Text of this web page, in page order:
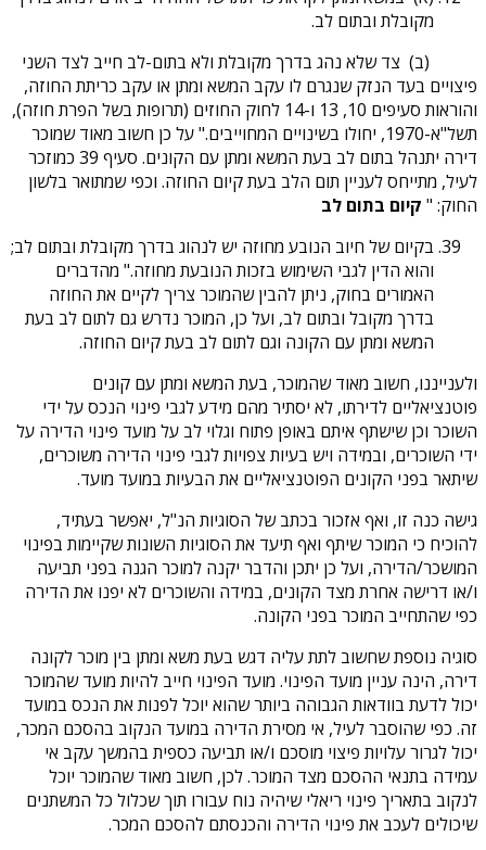
מקובלת ובתום לב.
(ב) צד שלא נהג בדרך מקובלת ולא בתום-לב חייב לצד השני
פיצויים בעד הנזק שנגרם לו עקב המשא ומתן או עקב כריתת החוזה,
והוראות סעיפים 10, 13 ו-14 לחוק החוזים (תרופות בשל הפרת חוזה),
תשל"א-1970, יחולו בשינויים המחוייבים." על כן חשוב מאוד שמוכר
דירה יתנהל בתום לב בעת המשא ומתן עם הקונים. סעיף 39 כמוזכר
לעיל, מתייחס לעניין תום הלב בעת קיום החוזה. וכפי שמתואר בלשון
החוק: " קיום בתום לב
בקיום של חיוב הנובע מחוזה יש לנהוג בדרך מקובלת ובתום לב;
והוא הדין לגבי השימוש בזכות הנובעת מחוזה." מהדברים
האמורים בחוק, ניתן להבין שהמוכר צריך לקיים את החוזה
בדרך מקובל ובתום לב, ועל כן, המוכר נדרש גם לתום לב בעת
המשא ומתן עם הקונה וגם לתום לב בעת קיום החוזה.
ולענייננו, חשוב מאוד שהמוכר, בעת המשא ומתן עם קונים
פוטנציאליים לדירתו, לא יסתיר מהם מידע לגבי פינוי הנכס על ידי
השוכר וכן שישתף איתם באופן פתוח וגלוי לב על מועד פינוי הדירה על
ידי השוכרים, ובמידה ויש בעיות צפויות לגבי פינוי הדירה משוכרים,
שיתאר בפני הקונים הפוטנציאליים את הבעיות במועד מועד.
גישה כנה זו, ואף אזכור בכתב של הסוגיות הנ"ל, יאפשר בעתיד,
להוכיח כי המוכר שיתף ואף תיעד את הסוגיות השונות שקיימות בפינוי
המושכר/הדירה, ועל כן יתכן והדבר יקנה למוכר הגנה בפני תביעה
ו/או דרישה אחרת מצד הקונים, במידה והשוכרים לא יפנו את הדירה
כפי שהתחייב המוכר בפני הקונה.
סוגיה נוספת שחשוב לתת עליה דגש בעת משא ומתן בין מוכר לקונה
דירה, הינה עניין מועד הפינוי. מועד הפינוי חייב להיות מועד שהמוכר
יכול לדעת בוודאות הגבוהה ביותר שהוא יוכל לפנות את הנכס במועד
זה. כפי שהוסבר לעיל, אי מסירת הדירה במועד הנקוב בהסכם המכר,
יכול לגרור עלויות פיצוי מוסכם ו/או תביעה כספית בהמשך עקב אי
עמידה בתנאי ההסכם מצד המוכר. לכן, חשוב מאוד שהמוכר יוכל
לנקוב בתאריך פינוי ריאלי שיהיה נוח עבורו תוך שכלול כל המשתנים
שיכולים לעכב את פינוי הדירה והכנסתם להסכם המכר.